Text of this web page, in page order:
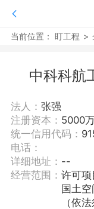
当前位置： 盯工程 >
中科科航
法人： 张强
注册资本： 5000
统一信用代码：
电话：
详细地址： --
经营范围： 许可项
国土空
（依